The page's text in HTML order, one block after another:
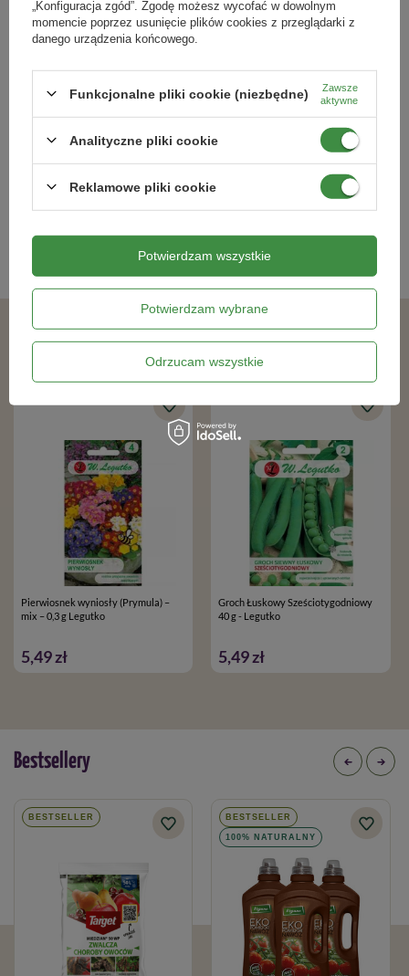
Ogórek Ozdobny Meksykański 0,05
Len trwały – niebieski – 1 g Legutko
Kategorie powiązane
Podobne produkty
Pierwiosnek wyniosły (Prymula) –
mix – 0,3 g Legutko
5,49 zł
Groch Łuskowy Sześciotygodniowy
40 g - Legutko
5,49 zł
Bestsellery
BESTSELLER BESTSELLER
100% NATURALNY
„Konfiguracja zgód”. Zgodę możesz wycofać w dowolnym
momencie poprzez usunięcie plików cookies z przeglądarki z
danego urządzenia końcowego.
Funkcjonalne pliki cookie (niezbędne)
Zawsze
aktywne
Analityczne pliki cookie
Reklamowe pliki cookie
Potwierdzam wybrane
Odrzucam wszystkie
Potwierdzam wszystkie